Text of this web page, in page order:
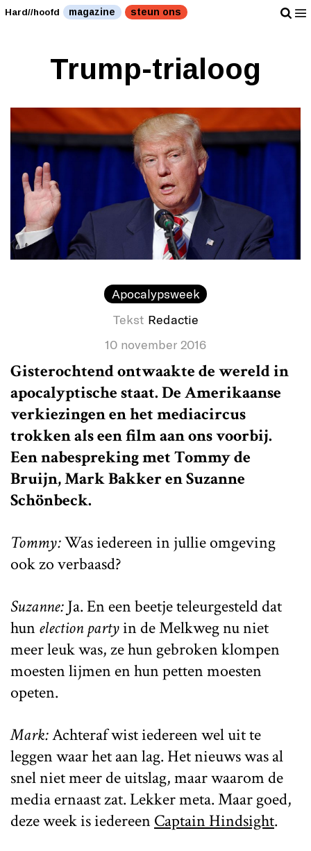
Hard//hoofd magazine steun ons
Trump-trialoog
Apocalypsweek
Tekst Redactie
10 november 2016
Gisterochtend ontwaakte de wereld in
apocalyptische staat. De Amerikaanse
verkiezingen en het mediacircus
trokken als een film aan ons voorbij.
Een nabespreking met Tommy de
Bruijn, Mark Bakker en Suzanne
Schönbeck.
Tommy:Was iedereen in jullie omgeving
ook zo verbaasd?
Suzanne:Ja. En een beetje teleurgesteld dat
hunelection partyin de Melkweg nu niet
meer leuk was, ze hun gebroken klompen
moesten lijmen en hun petten moesten
opeten.
Mark:Achteraf wist iedereen wel uit te
leggen waar het aan lag. Het nieuws was al
snel niet meer de uitslag, maar waarom de
media ernaast zat. Lekker meta. Maar goed,
deze week is iedereenCaptain Hindsight.